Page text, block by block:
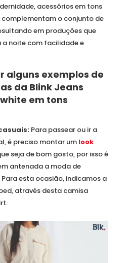
acessórios em tons
o conjunto de
em produções que
noite com facilidade e
alguns exemplos de
da Blink Jeans
em tons
Para passear ou ir a
é preciso montar um look
seja de bom gosto, por isso é
antenada a moda de
Para esta ocasião, indicamos a
através desta camisa